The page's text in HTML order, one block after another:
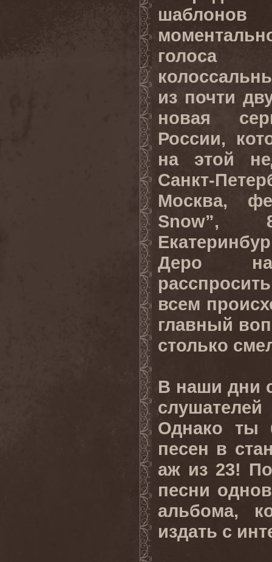
голоса
из почти
новая
России,
на этой
Санкт-
Москва,
Snow”,
Деро
всем
главный
столько
В наши дни
Однако ты
песен в
аж из 23!
песни
альбома,
издать с